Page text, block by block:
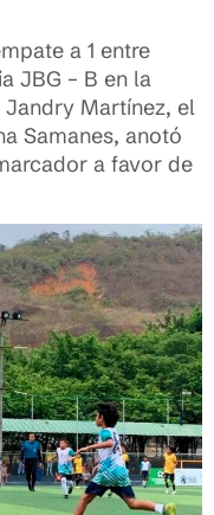
a 1 entre
JBG – B en la
Jandry Martínez, el
Samanes, anotó
a favor de